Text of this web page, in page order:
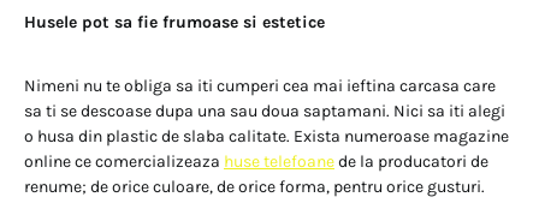
Husele pot sa fie frumoase si estetice
Nimeni nu te obliga sa iti cumperi cea mai ieftina carcasa care
sa ti se descoase dupa una sau doua saptamani. Nici sa iti alegi
o husa din plastic de slaba calitate. Exista numeroase magazine
online ce comercializeaza huse telefoanede la producatori de
renume; de orice culoare, de orice forma, pentru orice gusturi.